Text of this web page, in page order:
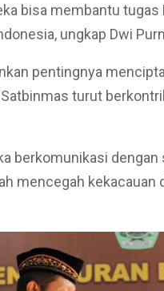
bisa membantu
ungkap Dwi
pentingnya
Satbinmas turut
berkomunikasi
mencegah